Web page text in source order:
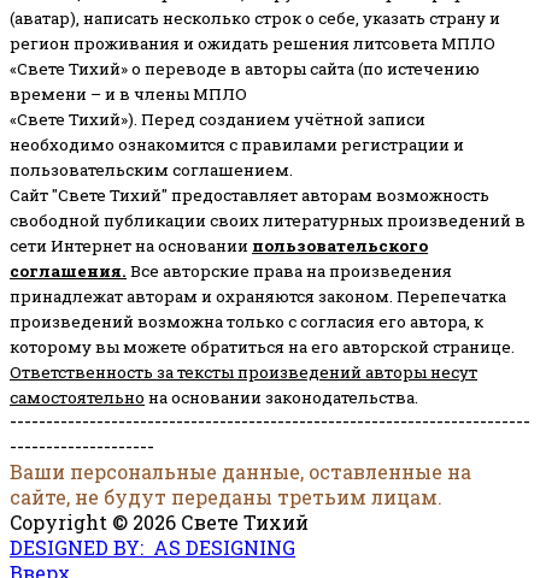
(аватар), написать несколько строк о себе, указать страну и
регион проживания и ожидать решения литсовета МПЛО
«Свете Тихий» о переводе в авторы сайта (по истечению
времени – и в члены МПЛО
«Свете Тихий»). Перед созданием учётной записи
необходимо ознакомится с правилами регистрации и
пользовательским соглашением.
Сайт "Свете Тихий" предоставляет авторам возможность
свободной публикации своих литературных произведений в
сети Интернет на основании пользовательского
соглашения. Все авторские права на произведения
принадлежат авторам и охраняются законом. Перепечатка
произведений возможна только с согласия его автора, к
которому вы можете обратиться на его авторской странице.
Ответственность за тексты произведений авторы несут
самостоятельно на основании законодательства.
------------------------------------------------------------------------
--------------------
Ваши персональные данные, оставленные на
сайте, не будут переданы третьим лицам.
Copyright © 2026 Свете Тихий
DESIGNED BY: AS DESIGNING
Вверх